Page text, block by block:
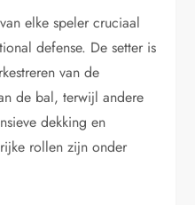
elke speler cruciaal
defense. De setter is
van de
de bal, terwijl andere
dekking en
rollen zijn onder